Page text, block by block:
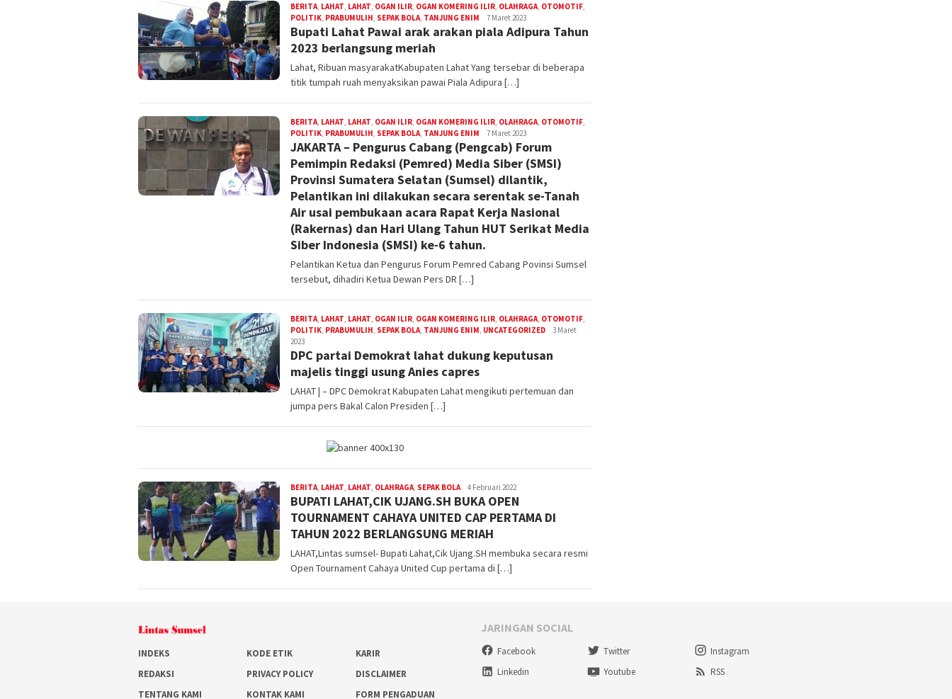
BERITA LAHAT LAHAT OGAN ILIR OGAN KOMERING ILIR OLAHRAGA OTOMOTIF
POLITIK PRABUMULIH SEPAK BOLA TANJUNG ENIM admin
7 Maret 2023
Bupati Lahat Pawai arak arakan piala Adipura Tahun
2023 berlangsung meriah
Lahat, Ribuan masyarakatKabupaten Lahat Yang tersebar di beberapa
titik tumpah ruah menyaksikan pawai Piala Adipura […]
BERITA LAHAT LAHAT OGAN ILIR OGAN KOMERING ILIR OLAHRAGA OTOMOTIF
POLITIK PRABUMULIH SEPAK BOLA TANJUNG ENIM admin
7 Maret 2023
JAKARTA – Pengurus Cabang (Pengcab) Forum
Pemimpin Redaksi (Pemred) Media Siber (SMSI)
Provinsi Sumatera Selatan (Sumsel) dilantik,
Pelantikan ini dilakukan secara serentak se-Tanah
Air usai pembukaan acara Rapat Kerja Nasional
(Rakernas) dan Hari Ulang Tahun HUT Serikat Media
Siber Indonesia (SMSI) ke-6 tahun.
Pelantikan Ketua dan Pengurus Forum Pemred Cabang Povinsi Sumsel
tersebut, dihadiri Ketua Dewan Pers DR […]
BERITA LAHAT LAHAT OGAN ILIR OGAN KOMERING ILIR OLAHRAGA OTOMOTIF
POLITIK PRABUMULIH SEPAK BOLA TANJUNG ENIM UNCATEGORIZED admin
3 Maret
2023
DPC partai Demokrat lahat dukung keputusan
majelis tinggi usung Anies capres
LAHAT | – DPC Demokrat Kabupaten Lahat mengikuti pertemuan dan
jumpa pers Bakal Calon Presiden […]
BERITA LAHAT LAHAT OLAHRAGA SEPAK BOLA admin
4 Februari 2022
BUPATI LAHAT,CIK UJANG.SH BUKA OPEN
TOURNAMENT CAHAYA UNITED CAP PERTAMA DI
TAHUN 2022 BERLANGSUNG MERIAH
LAHAT,Lintas sumsel- Bupati Lahat,Cik Ujang.SH membuka secara resmi
Open Tournament Cahaya United Cup pertama di […]
INDEKS KODE ETIK
KARIR
REDAKSI
PRIVACY POLICY
DISCLAIMER
TENTANG KAMI
KONTAK KAMI FORM PENGADUAN
JARINGAN SOCIAL
Facebook Twitter
Instagram
Linkedin
Youtube RSS